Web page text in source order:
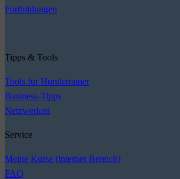
Fortbildungen
Tipps & Tools
Tools für Hundetrainer
Business-Tipps
Netzwerken
Service
Meine Kurse (interner Bereich)
FAQ